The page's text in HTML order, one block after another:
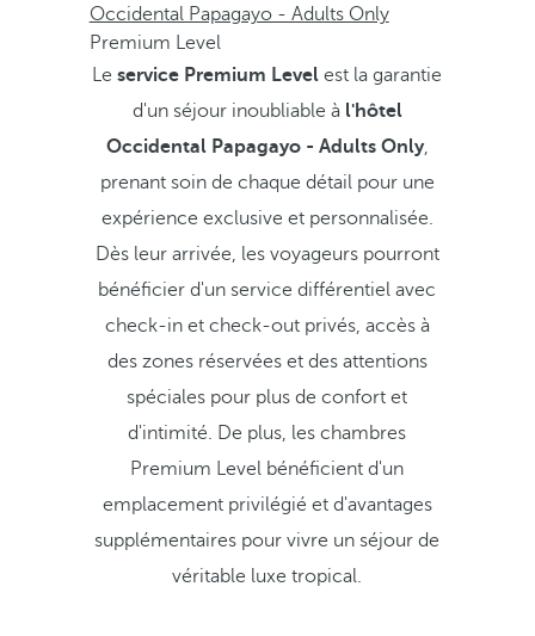
Occidental Papagayo - Adults Only
Premium Level
Leservice Premium Level est la garantie
d'un séjour inoubliable à l'hôtel
Occidental Papagayo - Adults Only,
prenant soin de chaque détail pour une
expérience exclusive et personnalisée.
Dès leur arrivée, les voyageurs pourront
bénéficier d'un service différentiel avec
check-in et check-out privés, accès à
des zones réservées et des attentions
spéciales pour plus de confort et
d'intimité. De plus, les chambres
Premium Level bénéficient d'un
emplacement privilégié et d'avantages
supplémentaires pour vivre un séjour de
véritable luxe tropical.